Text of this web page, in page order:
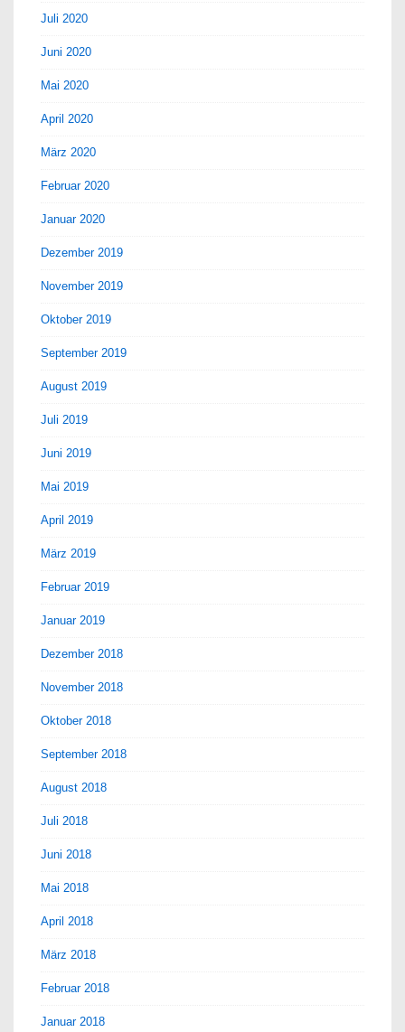
Juli 2020
Juni 2020
Mai 2020
April 2020
März 2020
Februar 2020
Januar 2020
Dezember 2019
November 2019
Oktober 2019
September 2019
August 2019
Juli 2019
Juni 2019
Mai 2019
April 2019
März 2019
Februar 2019
Januar 2019
Dezember 2018
November 2018
Oktober 2018
September 2018
August 2018
Juli 2018
Juni 2018
Mai 2018
April 2018
März 2018
Februar 2018
Januar 2018